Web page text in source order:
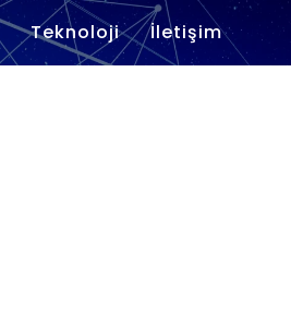
Teknoloji İletişim